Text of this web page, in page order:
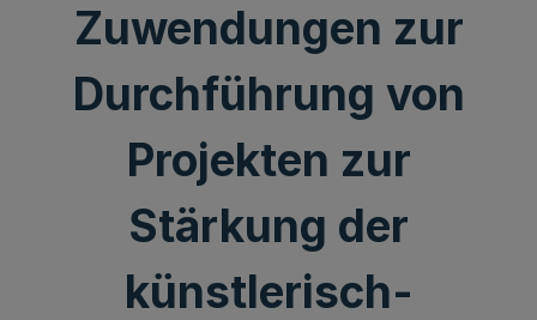
Zuwendungen zur
Durchführung von
Projekten zur
Stärkung der
künstlerisch-